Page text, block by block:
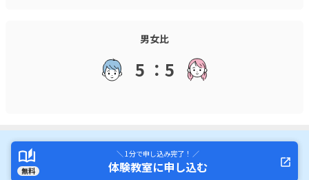
男女比
5 ：5
無料
＼ 1分で申し込み完了！ ／
体験教室に申し込む